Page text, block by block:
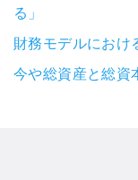
る」
財務モデルにおけ
今や総資産と総資